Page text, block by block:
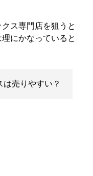
ス専門店を狙うと
にかなっていると
は売りやすい？